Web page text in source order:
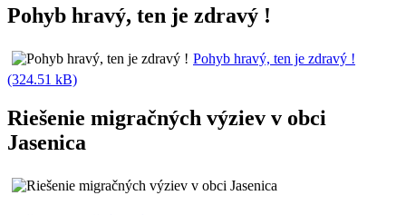
Pohyb hravý, ten je zdravý !
Pohyb hravý, ten je zdravý !
(324.51 kB)
Riešenie migračných výziev v obci
Jasenica